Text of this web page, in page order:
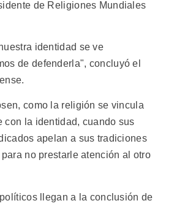
de Religiones Mundiales
identidad se ve
de defenderla", concluyó el
como la religión se vincula
con la identidad, cuando sus
apelan a sus tradiciones
no prestarle atención al otro
llegan a la conclusión de